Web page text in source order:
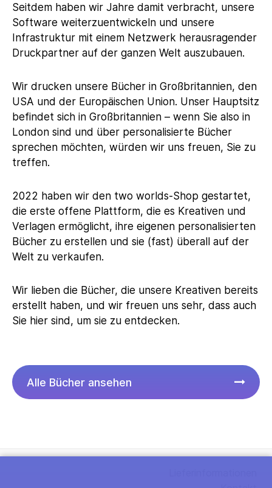
Seitdem haben wir Jahre damit verbracht, unsere
Software weiterzuentwickeln und unsere
Infrastruktur mit einem Netzwerk herausragender
Druckpartner auf der ganzen Welt auszubauen.
Wir drucken unsere Bücher in Großbritannien, den
USA und der Europäischen Union. Unser Hauptsitz
befindet sich in Großbritannien – wenn Sie also in
London sind und über personalisierte Bücher
sprechen möchten, würden wir uns freuen, Sie zu
treffen.
2022 haben wir den two worlds-Shop gestartet,
die erste offene Plattform, die es Kreativen und
Verlagen ermöglicht, ihre eigenen personalisierten
Bücher zu erstellen und sie (fast) überall auf der
Welt zu verkaufen.
Wir lieben die Bücher, die unsere Kreativen bereits
erstellt haben, und wir freuen uns sehr, dass auch
Sie hier sind, um sie zu entdecken.
Alle Bücher ansehen